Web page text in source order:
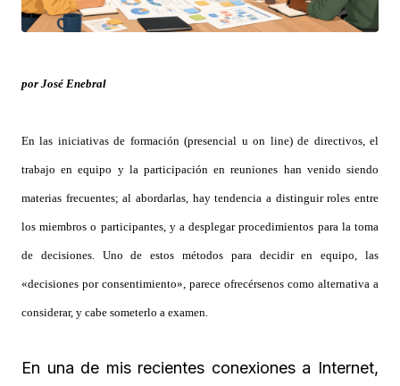
por José Enebral
En las iniciativas de formación (presencial u on line) de directivos, el
trabajo en equipo y la participación en reuniones han venido siendo
materias frecuentes; al abordarlas, hay tendencia a distinguir roles entre
los miembros o participantes, y a desplegar procedimientos para la toma
de decisiones. Uno de estos métodos para decidir en equipo, las
«decisiones por consentimiento», parece ofrecérsenos como alternativa a
considerar, y cabe someterlo a examen.
En una de mis recientes conexiones a Internet,